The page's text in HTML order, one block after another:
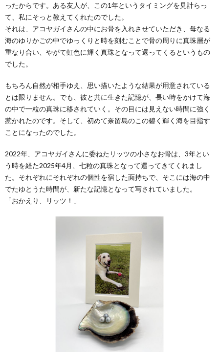
ったからです。ある友人が、この1年というタイミングを見計らっ
て、私にそっと教えてくれたのでした。
それは、アコヤガイさんの中にお骨を入れさせていただき、母なる
海のゆりかごの中でゆっくりと時を刻むことで骨の周りに真珠層が
重なり合い、やがて虹色に輝く真珠となって還ってくるというもの
でした。
もちろん自然が相手ゆえ、思い描いたような結果が用意されている
とは限りません。でも、彼と共に生きた記憶が、長い時をかけて海
の中で一粒の真珠に移されていく。その目には見えない時間に強く
惹かれたのです。そして、初めて奈留島のこの碧く輝く海を目指す
ことになったのでした。
2022年、アコヤガイさんに委ねたリッツの小さなお骨は、3年とい
う時を経た2025年4月、七粒の真珠となって還ってきてくれまし
た。それぞれにそれぞれの個性を宿した面持ちで、そこには海の中
でたゆとうた時間が、新たな記憶となって写されていました。
「おかえり、リッツ！」